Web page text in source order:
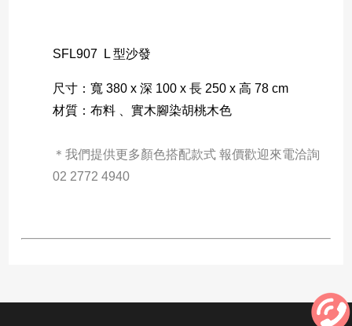
SFL907 L 型沙發
尺寸：寬 380 x 深 100 x 長 250 x 高 78 cm
材質：布料 、實木腳染胡桃木色
＊我們提供更多顏色搭配款式 報價歡迎來電洽詢
02 2772 4940